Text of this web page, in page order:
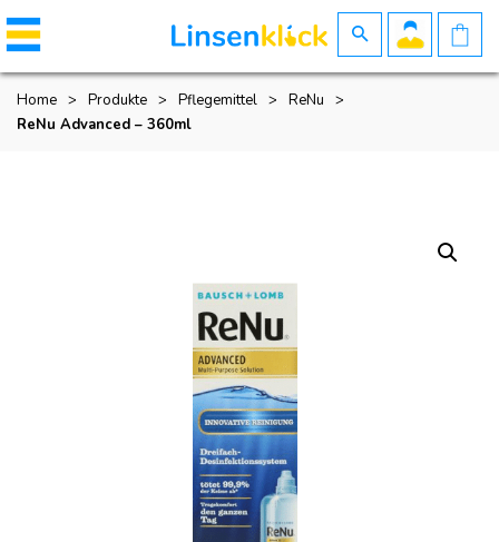
Home > Produkte > Pflegemittel > ReNu
>
ReNu Advanced – 360ml